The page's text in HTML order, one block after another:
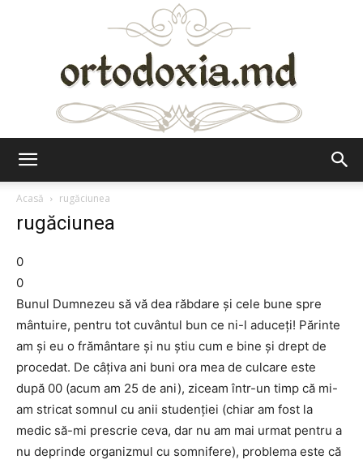
Acasă
rugăciunea
rugăciunea
0
0
Bunul Dumnezeu să vă dea răbdare și cele bune spre
mântuire, pentru tot cuvântul bun ce ni-l aduceți! Părinte
am și eu o frământare și nu știu cum e bine și drept de
procedat. De câțiva ani buni ora mea de culcare este
după 00 (acum am 25 de ani), ziceam într-un timp că mi-
am stricat somnul cu anii studenției (chiar am fost la
medic să-mi prescrie ceva, dar nu am mai urmat pentru a
nu deprinde organizmul cu somnifere), problema este că